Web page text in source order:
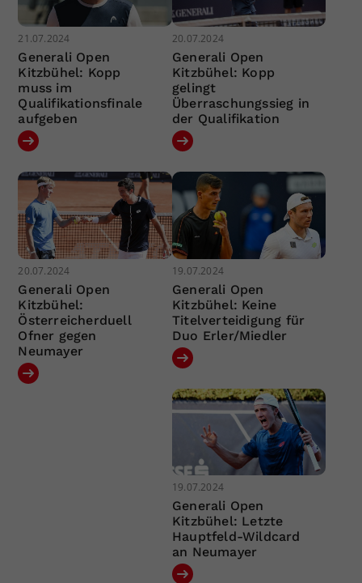
21.07.2024
Generali Open
Kitzbühel: Kopp
muss im
Qualifikationsfinale
aufgeben
20.07.2024
Generali Open
Kitzbühel: Kopp
gelingt
Überraschungssieg in
der Qualifikation
20.07.2024
Generali Open
Kitzbühel:
Österreicherduell
Ofner gegen
Neumayer
19.07.2024
Generali Open
Kitzbühel: Keine
Titelverteidigung für
Duo Erler/Miedler
19.07.2024
Generali Open
Kitzbühel: Letzte
Hauptfeld-Wildcard
an Neumayer